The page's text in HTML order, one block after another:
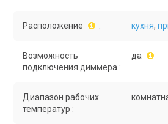
Расположение : кухня,
Возможность
подключения диммера :
да
Диапазон рабочих
температур :